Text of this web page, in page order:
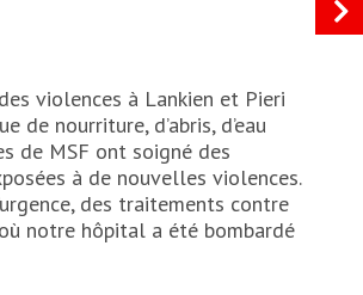
violences à Lankien et Pieri
nourriture, d’abris, d’eau
de MSF ont soigné des
à de nouvelles violences.
des traitements contre
notre hôpital a été bombardé